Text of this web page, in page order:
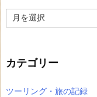
ー
カテゴリー
ツーリング・旅の記録